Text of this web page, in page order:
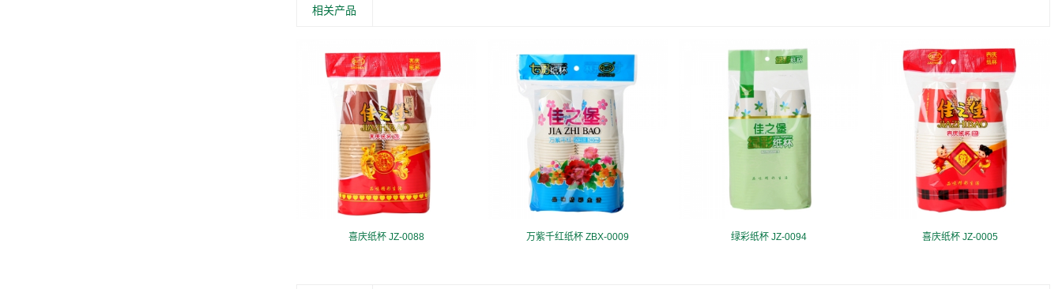
相关产品
喜庆纸杯 JZ-0088 万紫千红纸杯 ZBX-0009 绿彩纸杯 JZ-0094 喜庆纸杯 JZ-0005